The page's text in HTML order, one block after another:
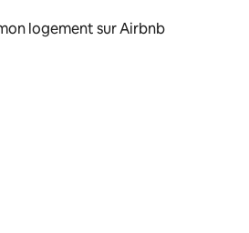
logement sur Airbnb